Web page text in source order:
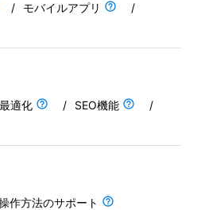
円
/ モバイルアプリ
/
適化 / SEO機能
/
作方法のサポート